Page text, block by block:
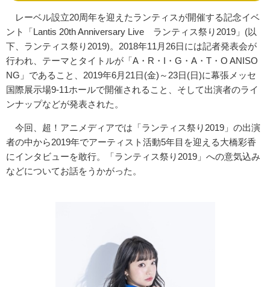
レーベル設立20周年を迎えたランティスが開催する記念イベ
ント「Lantis 20th Anniversary Live ランティス祭り2019」(以
下、ランティス祭り2019)。2018年11月26日には記者発表会が
行われ、テーマとタイトルが「A・R・I・G・A・T・O ANISO
NG」であること、2019年6月21日(金)～23日(日)に幕張メッセ
国際展示場9-11ホールで開催されること、そして出演者のライ
ンナップなどが発表された。
今回、超！アニメディアでは「ランティス祭り2019」の出演
者の中から2019年でアーティスト活動5年目を迎える大橋彩香
にインタビューを敢行。「ランティス祭り2019」への意気込み
などについてお話をうかがった。